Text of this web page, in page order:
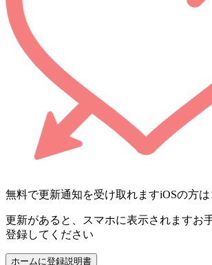
無料で更新通知を受け取れますiOSの方
更新があると、スマホに表示されますお
登録してください
ホームに登録説明書